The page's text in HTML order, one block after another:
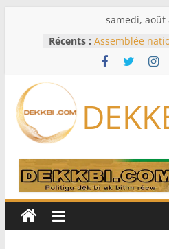
samedi, août
Récents : Assemblée
extraordinaire:
d’enquête à
Bénin: Patrice
du Sénat,
Pakistan et la
accord de
RD Congo:
exportations
production